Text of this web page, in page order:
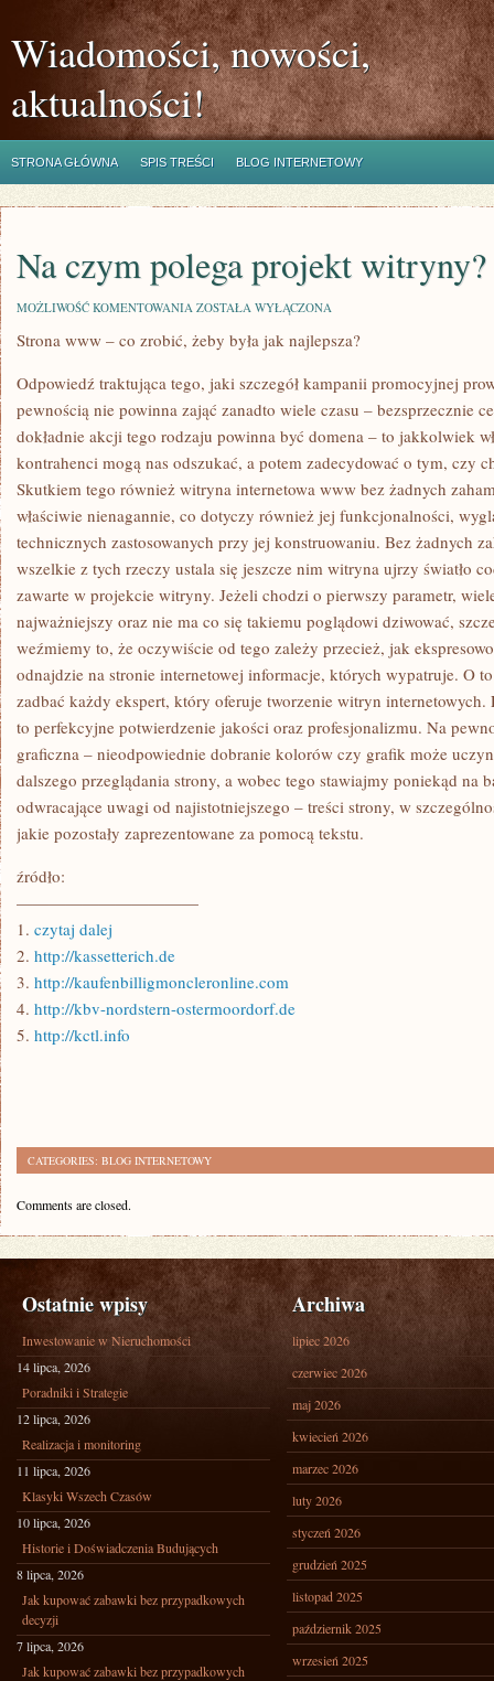
Wiadomości, nowości,
aktualności!
STRONA GŁÓWNA SPIS TREŚCI BLOG INTERNETOWY
Na czym polega projekt witryny?
MOŻLIWOŚĆ KOMENTOWANIA NA
POLEGA
PROJEKT
ZOSTAŁA WYŁĄCZONA
Strona www – co zrobić, żeby była jak najlepsza?
Odpowiedź traktująca tego, jaki szczegół kampanii promocyjnej
pewnością nie powinna zająć zanadto wiele czasu – bezsprzecznie
dokładnie akcji tego rodzaju powinna być domena – to jakkolwiek
kontrahenci mogą nas odszukać, a potem zadecydować o tym, czy
Skutkiem tego również witryna internetowa www bez żadnych
właściwie nienagannie, co dotyczy również jej funkcjonalności,
technicznych zastosowanych przy jej konstruowaniu. Bez żadnych
wszelkie z tych rzeczy ustala się jeszcze nim witryna ujrzy światło
zawarte w projekcie witryny. Jeżeli chodzi o pierwszy parametr,
najważniejszy oraz nie ma co się takiemu poglądowi dziwować,
weźmiemy to, że oczywiście od tego zależy przecież, jak
odnajdzie na stronie internetowej informacje, których wypatruje. O
zadbać każdy ekspert, który oferuje tworzenie witryn
to perfekcyjne potwierdzenie jakości oraz profesjonalizmu. Na
graficzna – nieodpowiednie dobranie kolorów czy grafik może
dalszego przeglądania strony, a wobec tego stawiajmy poniekąd na
odwracające uwagi od najistotniejszego – treści strony, w
jakie pozostały zaprezentowane za pomocą tekstu.
źródło:
———————————
1. czytaj dalej
2. http://kassetterich.de
3. http://kaufenbilligmoncleronline.com
4. http://kbv-nordstern-ostermoordorf.de
5. http://kctl.info
CATEGORIES: BLOG INTERNETOWY
Comments are closed.
Ostatnie wpisy
Inwestowanie w Nieruchomości
14 lipca, 2026
Poradniki i Strategie
12 lipca, 2026
Realizacja i monitoring
11 lipca, 2026
Klasyki Wszech Czasów
10 lipca, 2026
Historie i Doświadczenia Budujących
8 lipca, 2026
Jak kupować zabawki bez przypadkowych
decyzji
7 lipca, 2026
Jak kupować zabawki bez przypadkowych
Archiwa
lipiec 2026
czerwiec 2026
maj 2026
kwiecień 2026
marzec 2026
luty 2026
styczeń 2026
grudzień 2025
listopad 2025
październik 2025
wrzesień 2025